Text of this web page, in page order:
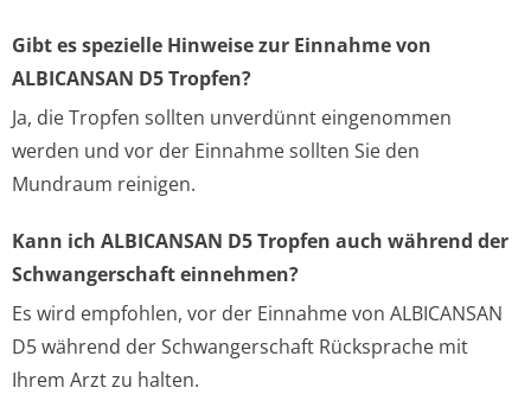
Gibt es spezielle Hinweise zur Einnahme von
ALBICANSAN D5 Tropfen?
Ja, die Tropfen sollten unverdünnt eingenommen
werden und vor der Einnahme sollten Sie den
Mundraum reinigen.
Kann ich ALBICANSAN D5 Tropfen auch während der
Schwangerschaft einnehmen?
Es wird empfohlen, vor der Einnahme von ALBICANSAN
D5 während der Schwangerschaft Rücksprache mit
Ihrem Arzt zu halten.